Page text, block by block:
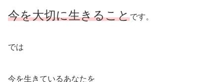
今を大切に生きることです。
では
今を生きているあなたを